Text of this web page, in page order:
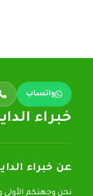
واتساب
خبراء
عن خبراء
نحن وجهتكم الأولى